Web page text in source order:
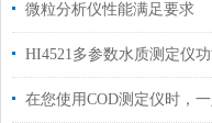
微粒分析仪性能满足要求
HI4521多参数水质测定仪